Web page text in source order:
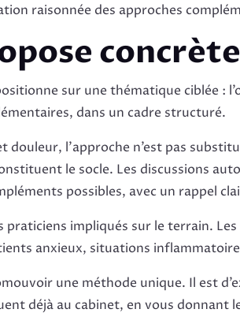
raisonnée des approches
sur une thématique ciblée
dans un cadre structuré.
l’approche n’est pas
le socle. Les discussions
possibles, avec un rappel
praticiens impliqués sur le terrain.
anxieux, situations
une méthode unique. Il est
déjà au cabinet, en vous donnant